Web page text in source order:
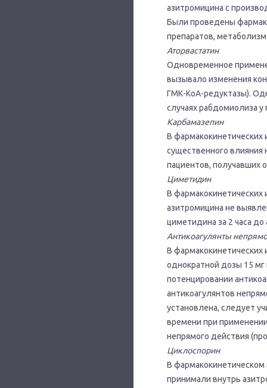
азитромицина с
Были проведены
препаратов,
Аторвастатин
Одновременное
вызывало изменения
ГМК-КоА-редуктазы).
случаях рабдомиолиза
Карбамазепин
В
существенного влияния
пациентов, получавших
Циметидин
В фармакокинетических
азитромицина не
циметидина за 2 часа до
Антикоагулянты
В фармакокинетических
однократной дозы 15
потенцировании
антикоагулянтов
установлена, следует
времени при
непрямого действия
Циклоспорин
В
принимали внутрь